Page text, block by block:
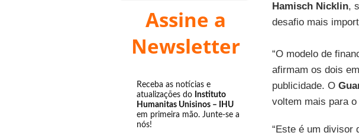
Assine a
Newsletter
Receba as notícias e
atualizações do Instituto
Humanitas Unisinos – IHU
em primeira mão. Junte-se a
nós!
Hamisch Nicklin,
desafio mais
“O modelo de
afirmam os dois
publicidade. O
voltem mais para
“Este é um divisor